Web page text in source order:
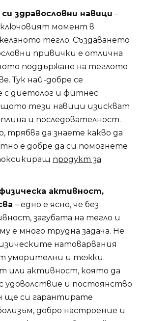
здравословни навици –
момент в
тегло. Създаването
привички е отлична
поддържане на теглото
Тук най-добре се
с диетолог и фитнес
тези навици изискват
и последователност.
трябва да знаете какво да
е добре да си помогнете
продукт за
активност,
– едно е ясно, че без
загубата на тегло и
е много трудна задача. Не
натоварвания
уморителни и тежки.
или активност, която да
удоволствие и постоянство
ще си гарантирате
добро настроение и